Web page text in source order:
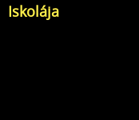
Iskolája